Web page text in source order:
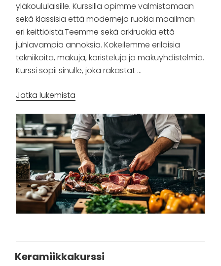
yläkoululaisille. Kurssilla opimme valmistamaan
sekä klassisia että moderneja ruokia maailman
eri keittiöistä.Teemme sekä arkiruokia että
juhlavampia annoksia. Kokeilemme erilaisia
tekniikoita, makuja, koristeluja ja makuyhdistelmiä.
Kurssi sopii sinulle, joka rakastat …
Jatka lukemista
–
kokkaa
kuin
ammattilainen”
Keramiikkakurssi